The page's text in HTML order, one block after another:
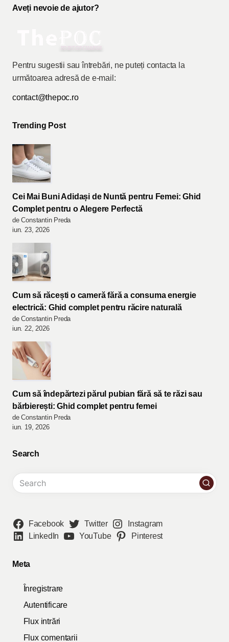
Aveți nevoie de ajutor?
Pentru sugestii sau întrebări, ne puteți contacta la
următoarea adresă de e-mail:
contact@thepoc.ro
Trending Post
Cei Mai Buni Adidași de Nuntă pentru Femei: Ghid
Complet pentru o Alegere Perfectă
de Constantin Preda
iun. 23, 2026
Cum să răcești o cameră fără a consuma energie
electrică: Ghid complet pentru răcire naturală
de Constantin Preda
iun. 22, 2026
Cum să îndepărtezi părul pubian fără să te răzi sau
bărbierești: Ghid complet pentru femei
de Constantin Preda
iun. 19, 2026
Search
Facebook Twitter
Instagram
LinkedIn
YouTube Pinterest
Meta
Înregistrare
Autentificare
Flux intrări
Flux comentarii